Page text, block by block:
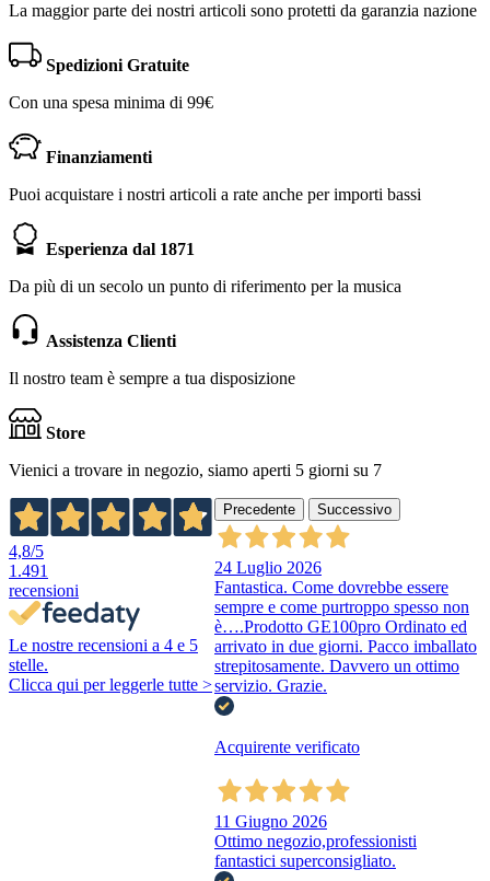
La maggior parte dei nostri articoli sono protetti da garanzia nazione
Spedizioni Gratuite
Con una spesa minima di 99€
Finanziamenti
Puoi acquistare i nostri articoli a rate anche per importi bassi
Esperienza dal 1871
Da più di un secolo un punto di riferimento per la musica
Assistenza Clienti
Il nostro team è sempre a tua disposizione
Store
Vienici a trovare in negozio, siamo aperti 5 giorni su 7
4,8/5
1.491
recensioni
Le nostre recensioni a 4 e 5
stelle.
Clicca qui per leggerle tutte >
Precedente Successivo
24 Luglio 2026
Fantastica. Come dovrebbe essere
sempre e come purtroppo spesso non
è….Prodotto GE100pro Ordinato ed
arrivato in due giorni. Pacco imballato
strepitosamente. Davvero un ottimo
servizio. Grazie.
Acquirente verificato
11 Giugno 2026
Ottimo negozio,professionisti
fantastici superconsigliato.